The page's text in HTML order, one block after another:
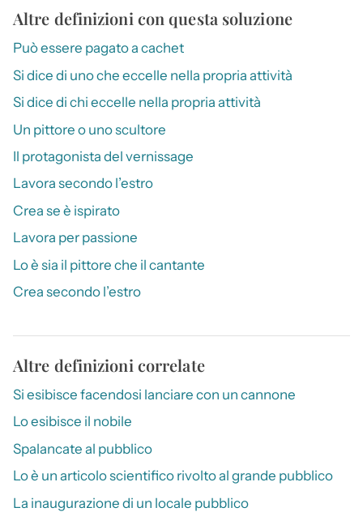
Altre definizioni con questa soluzione
Può essere pagato a cachet
Si dice di uno che eccelle nella propria attività
Si dice di chi eccelle nella propria attività
Un pittore o uno scultore
Il protagonista del vernissage
Lavora secondo l’estro
Crea se è ispirato
Lavora per passione
Lo è sia il pittore che il cantante
Crea secondo l’estro
Altre definizioni correlate
Si esibisce facendosi lanciare con un cannone
Lo esibisce il nobile
Spalancate al pubblico
Lo è un articolo scientifico rivolto al grande pubblico
La inaugurazione di un locale pubblico